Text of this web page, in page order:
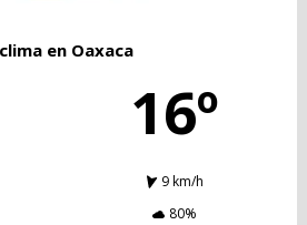
en Oaxaca
16º
9 km/h
80%